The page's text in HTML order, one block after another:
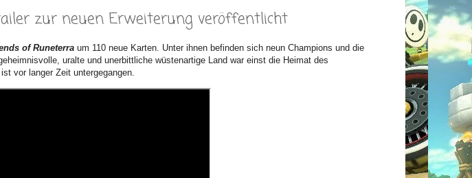
zur neuen Erweiterung veröffentlicht
of Runeterra um 110 neue Karten. Unter ihnen befinden sich neun Champions und die
uralte und unerbittliche wüstenartige Land war einst die Heimat des
vor langer Zeit untergegangen.